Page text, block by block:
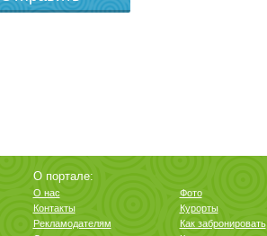
О портале:
О нас
Фото
Контакты
Курорты
Рекламодателям
Как забронировать